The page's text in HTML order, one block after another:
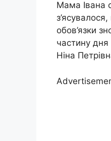
Мама Івана
обов’язки
частину
Ніна